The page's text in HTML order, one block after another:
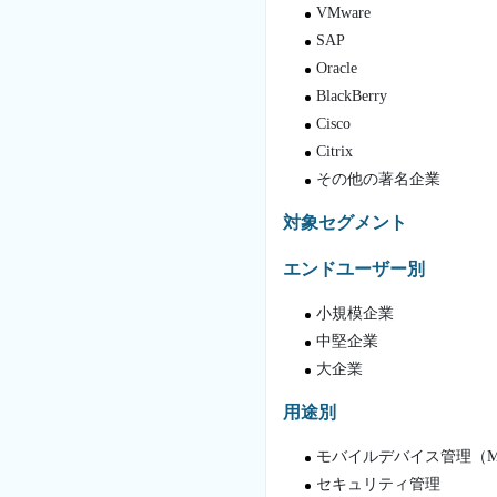
VMware
SAP
Oracle
BlackBerry
Cisco
Citrix
その他の著名企業
対象セグメント
エンドユーザー別
小規模企業
中堅企業
大企業
用途別
モバイルデバイス管理（
セキュリティ管理